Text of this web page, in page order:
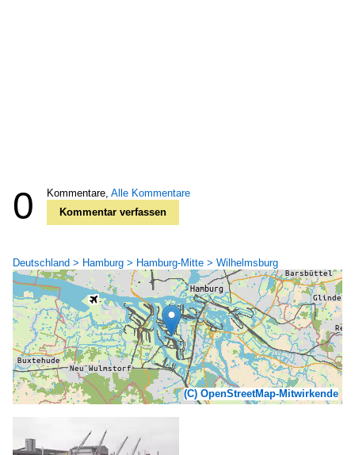
0 Kommentare, Alle Kommentare
Kommentar verfassen
Deutschland > Hamburg > Hamburg-Mitte > Wilhelmsburg
(C) OpenStreetMap-Mitwirkende